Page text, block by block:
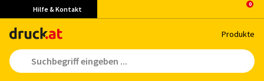
Hilfe & Kontakt
Pro­duk­te